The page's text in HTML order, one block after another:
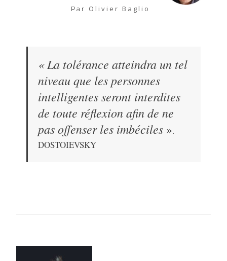
Par Olivier Baglio
« La tolérance atteindra un tel
niveau que les personnes
intelligentes seront interdites
de toute réflexion afin de ne
pas offenser les imbéciles ».
DOSTOIEVSKY